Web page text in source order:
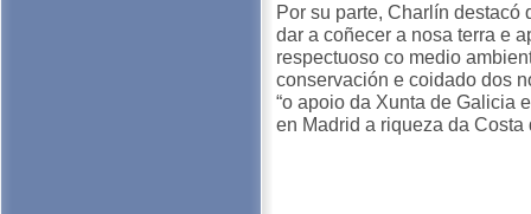
Por su parte, Charlín destacó
dar a coñecer a nosa terra e
respectuoso co medio
conservación e coidado dos
“o apoio da Xunta de Galicia
en Madrid a riqueza da Costa